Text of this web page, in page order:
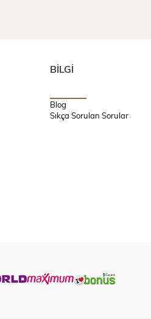
BİLGİ
Blog
Sıkça Sorulan Sorular